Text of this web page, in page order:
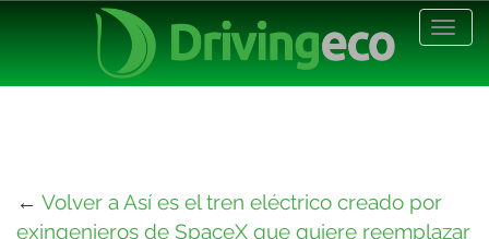
← Volver a Así es el tren eléctrico creado por
exingenieros de SpaceX que quiere reemplazar